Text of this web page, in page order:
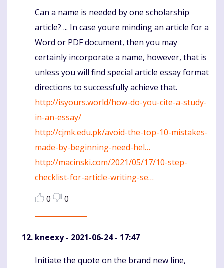
Komentaras
Can a name is needed by one scholarship
article? ... In case youre minding an article for a
Word or PDF document, then you may
certainly incorporate a name, however, that is
unless you will find special article essay format
directions to successfully achieve that.
http://isyours.world/how-do-you-cite-a-study-
in-an-essay/
http://cjmk.edu.pk/avoid-the-top-10-mistakes-
made-by-beginning-need-hel…
http://macinski.com/2021/05/17/10-step-
checklist-for-article-writing-se…
0
0
kneexy- 2021-06-24 - 17:47
Komentaras
Initiate the quote on the brand new line,